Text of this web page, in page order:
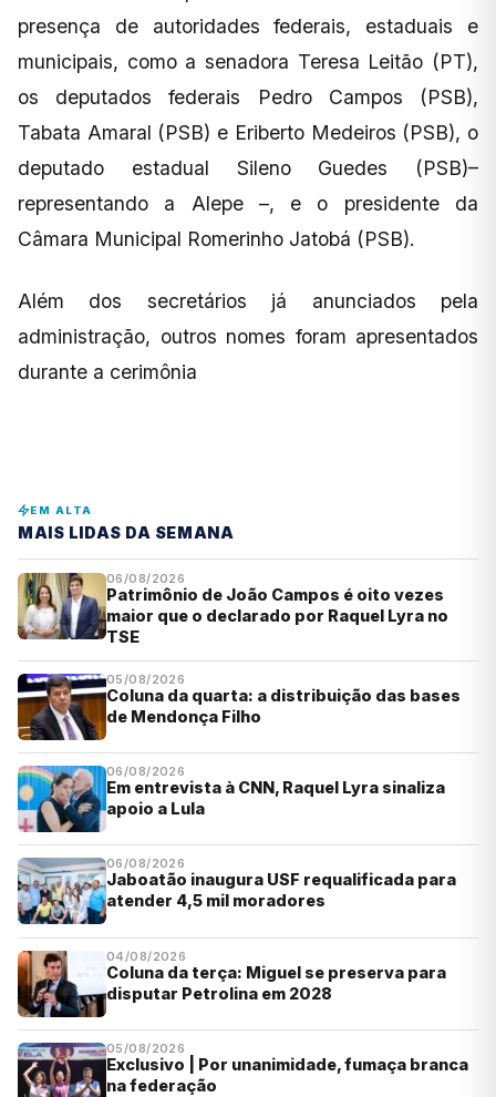
presença de autoridades federais, estaduais e
municipais, como a senadora Teresa Leitão (PT),
os deputados federais Pedro Campos (PSB),
Tabata Amaral (PSB) e Eriberto Medeiros (PSB), o
deputado estadual Sileno Guedes (PSB)–
representando a Alepe –, e o presidente da
Câmara Municipal Romerinho Jatobá (PSB).
Além dos secretários já anunciados pela
administração, outros nomes foram apresentados
durante a cerimônia
EM ALTA
MAIS LIDAS DA SEMANA
06/08/2026
Patrimônio de João Campos é oito vezes
maior que o declarado por Raquel Lyra no
TSE
05/08/2026
Coluna da quarta: a distribuição das bases
de Mendonça Filho
06/08/2026
Em entrevista à CNN, Raquel Lyra sinaliza
apoio a Lula
06/08/2026
Jaboatão inaugura USF requalificada para
atender 4,5 mil moradores
04/08/2026
Coluna da terça: Miguel se preserva para
disputar Petrolina em 2028
05/08/2026
Exclusivo | Por unanimidade, fumaça branca
na federação